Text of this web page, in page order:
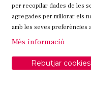
per recopilar dades de les
agregades per millorar els
amb les seves preferències
Més informació
Rebutjar cookies